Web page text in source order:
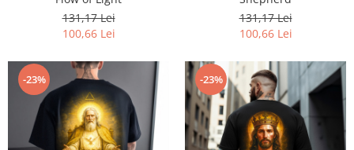
131,17 Lei
100,66 Lei
131,17 Lei
100,66 Lei
-23% -23%